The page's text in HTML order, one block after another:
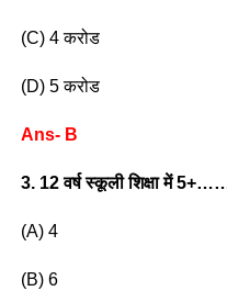
(C) 4 करोड
(D) 5 करोड
Ans- B
3. 12 वर्ष स्कूली शिक्षा में
(A) 4
(B) 6